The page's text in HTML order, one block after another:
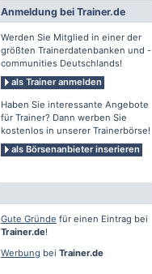
Anmeldung bei Trainer.de
Werden Sie Mitglied in einer der
größten Trainerdatenbanken und -
communities Deutschlands!
als Trainer anmelden
Haben Sie interessante Angebote
für Trainer? Dann werben Sie
kostenlos in unserer Trainerbörse!
als Börsenanbieter inserieren
Gute Gründe für einen Eintrag bei
Trainer.de!
Werbung bei Trainer.de